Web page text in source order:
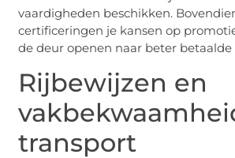
vaardigheden beschikken.
certificeringen je kansen op
de deur openen naar beter betaalde
Rijbewijzen en
transport